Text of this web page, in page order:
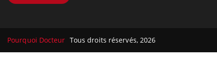
Pourquoi Docteur Tous droits réservés, 2026